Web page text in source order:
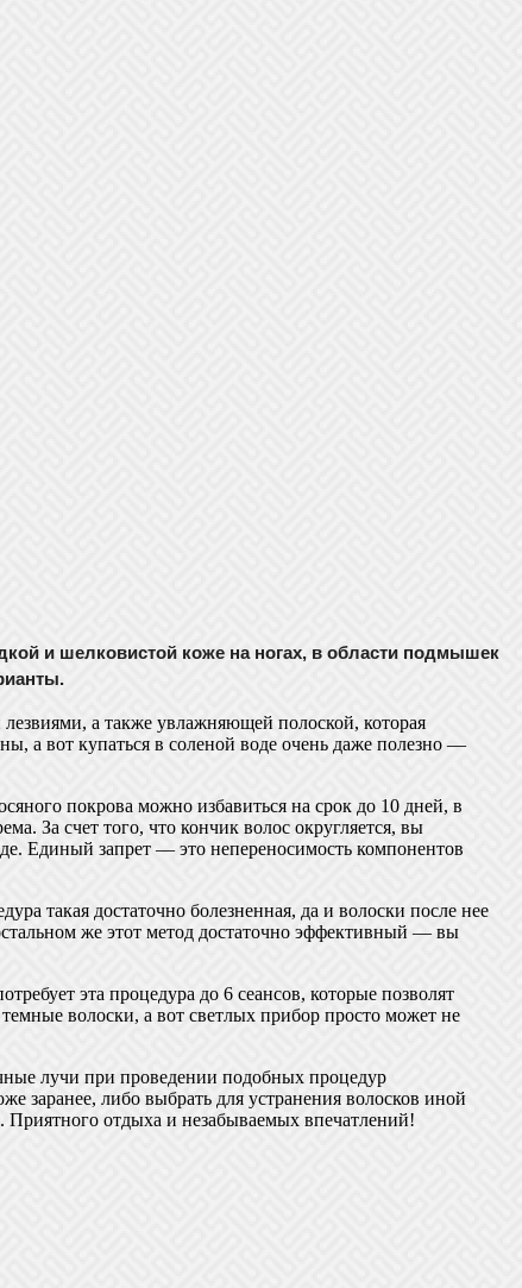
и шелковистой коже на ногах, в области подмышек
а также увлажняющей полоской, которая
а вот купаться в соленой воде очень даже полезно —
покрова можно избавиться на срок до 10 дней, в
За счет того, что кончик волос округляется, вы
Единый запрет — это непереносимость компонентов
такая достаточно болезненная, да и волоски после нее
же этот метод достаточно эффективный — вы
эта процедура до 6 сеансов, которые позволят
волоски, а вот светлых прибор просто может не
лучи при проведении подобных процедур
заранее, либо выбрать для устранения волосков иной
Приятного отдыха и незабываемых впечатлений!